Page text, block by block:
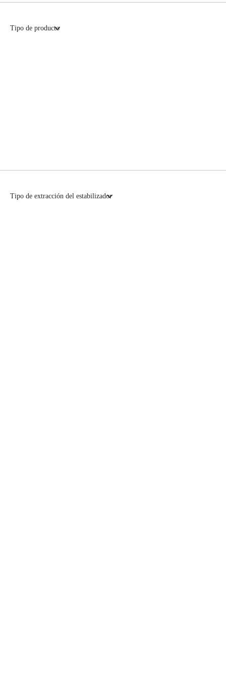
Tipo de producto
Tipo de extracción del estabilizador